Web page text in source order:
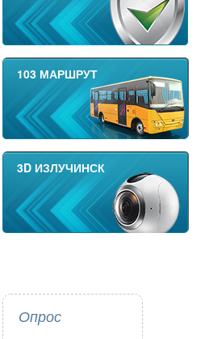
103 МАРШРУТ
3D ИЗЛУЧИНСК
Опрос